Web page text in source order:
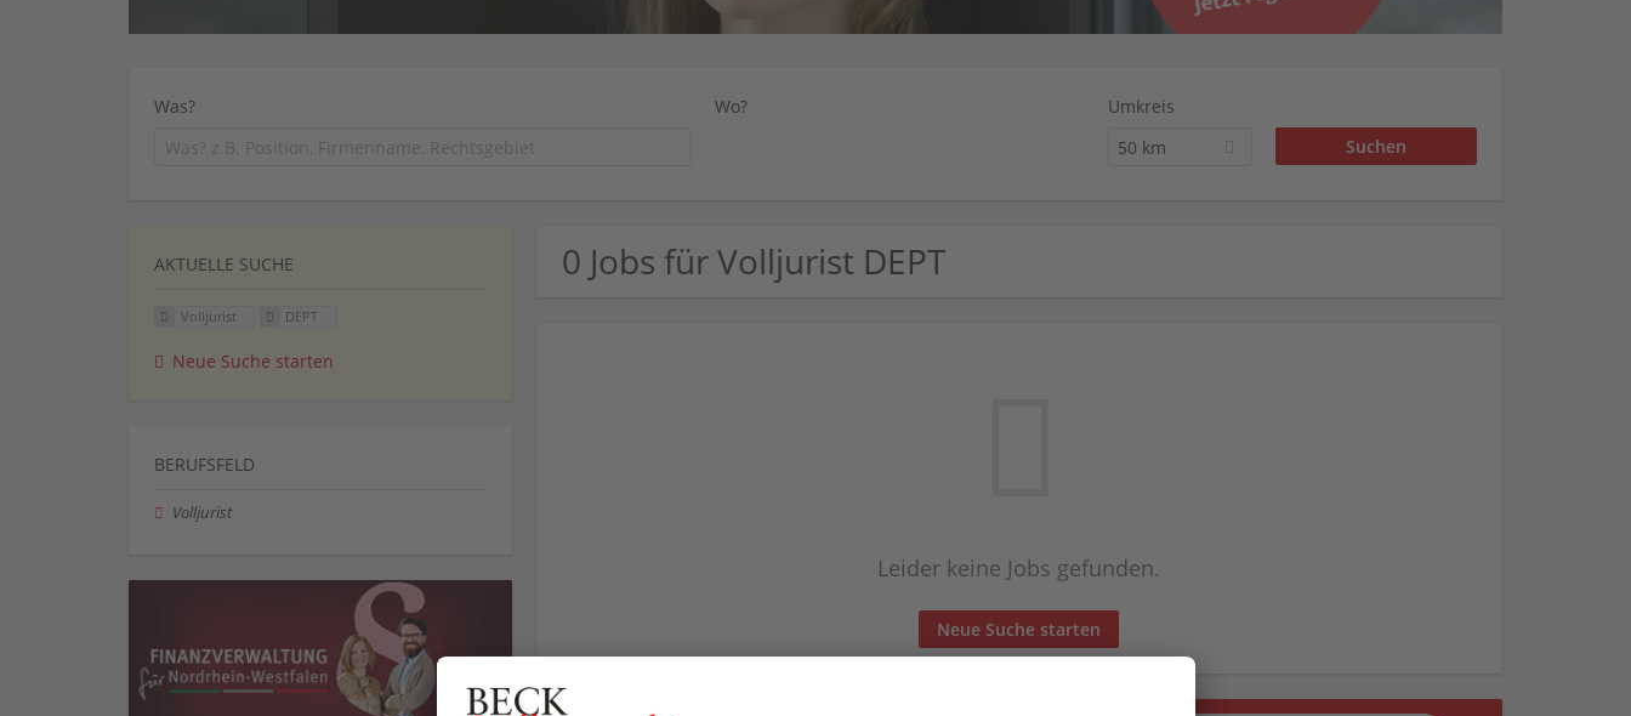
Was? Wo?
Umkreis
50 km
0 Jobs für Volljurist DEPT
Leider keine Jobs gefunden.
Neue Suche starten
AKTUELLE SUCHE
Volljurist DEPT
Neue Suche starten
BERUFSFELD
Volljurist